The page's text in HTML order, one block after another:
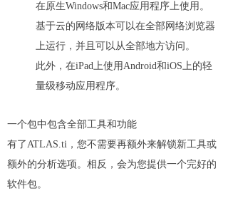
在原生Windows和Mac应用程序上使用。
基于云的网络版本可以在全部网络浏览器
上运行，并且可以从全部地方访问。
此外，在iPad上使用Android和iOS上的轻
量级移动应用程序。
一个包中包含全部工具和功能
有了ATLAS.ti，您不需要再额外来解锁新工具或
额外的分析选项。相反，会为您提供一个完好的
软件包。